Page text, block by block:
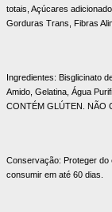
totais, Açúcares
Gorduras Trans, Fibras
Ingredientes: Bisglicinato
Amido, Gelatina, Água
CONTÉM GLÚTEN. NÃO
Conservação: Proteger do
consumir em até 60 dias.